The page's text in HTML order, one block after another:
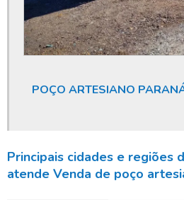
Higienização de poço
Higienização de poço artesiano
Instalação de poço artesiano
Limpeza de poço artesiano com
Limpeza de poço artesiano preço
POÇO ARTESIANO
Principais cidades e regiões
atende Venda de poço